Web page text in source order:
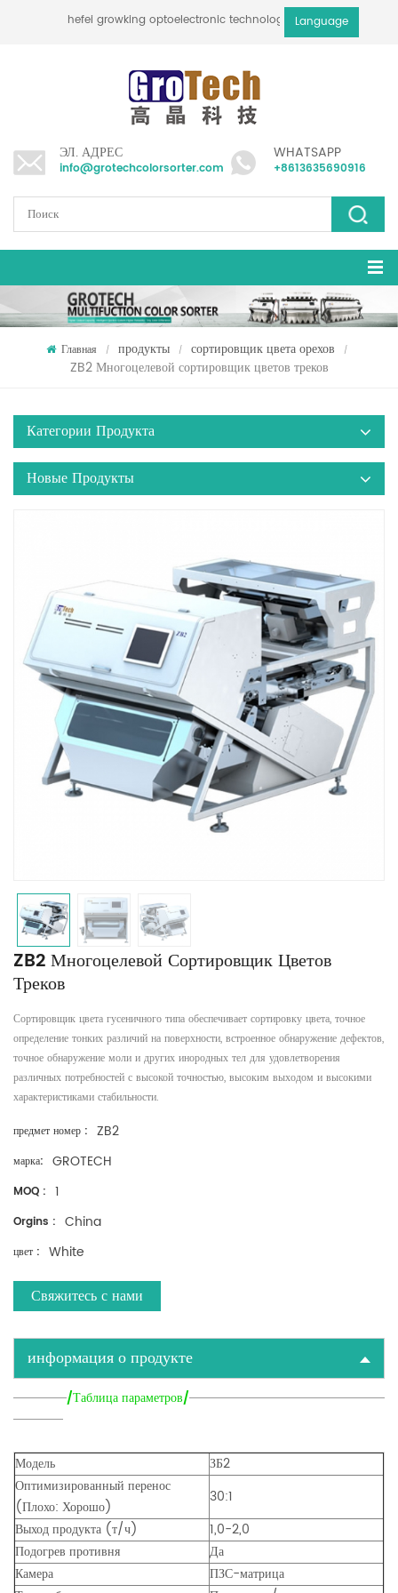
hefei growking optoelectronic technology co., ltd
Language
ЭЛ. АДРЕС
info@grotechcolorsorter.com
WHATSAPP
+8613635690916
Главная / продукты / сортировщик цвета орехов /
ZB2 Многоцелевой сортировщик цветов треков
Категории Продукта
Новые Продукты
ZB2 Многоцелевой Сортировщик Цветов
Треков
Сортировщик цвета гусеничного типа обеспечивает сортировку цвета, точное
определение тонких различий на поверхности, встроенное обнаружение дефектов,
точное обнаружение моли и других инородных тел для удовлетворения
различных потребностей с высокой точностью, высоким выходом и высокими
характеристиками стабильности.
предмет номер : ZB2
марка: GROTECH
MOQ : 1
Orgins : China
цвет : White
Свяжитесь с нами
информация о продукте
/Таблица параметров/
Модель
ЗБ2
Оптимизированный перенос
(Плохо: Хорошо)
30:1
Выход продукта (т/ч)
1,0-2,0
Подогрев противня
Да
Камера
ПЗС-матрица